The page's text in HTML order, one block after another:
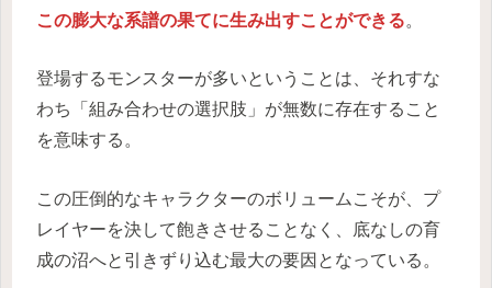
この膨大な系譜の果てに生み出すことができる。
登場するモンスターが多いということは、それすな
わち「組み合わせの選択肢」が無数に存在すること
を意味する。
この圧倒的なキャラクターのボリュームこそが、プ
レイヤーを決して飽きさせることなく、底なしの育
成の沼へと引きずり込む最大の要因となっている。